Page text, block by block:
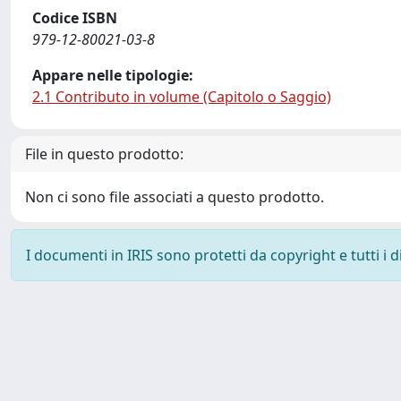
Codice ISBN
979-12-80021-03-8
Appare nelle tipologie:
2.1 Contributo in volume (Capitolo o Saggio)
File in questo prodotto:
Non ci sono file associati a questo prodotto.
I documenti in IRIS sono protetti da copyright e tutti i